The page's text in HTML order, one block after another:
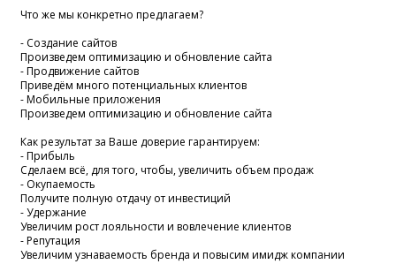
Что же мы конкретно предлагаем?
- Создание сайтов
Произведем оптимизацию и обновление сайта
- Продвижение сайтов
Приведём много потенциальных клиентов
- Мобильные приложения
Произведем оптимизацию и обновление сайта
Как результат за Ваше доверие гарантируем:
- Прибыль
Сделаем всё, для того, чтобы, увеличить объем продаж
- Окупаемость
Получите полную отдачу от инвестиций
- Удержание
Увеличим рост лояльности и вовлечение клиентов
- Репутация
Увеличим узнаваемость бренда и повысим имидж компании